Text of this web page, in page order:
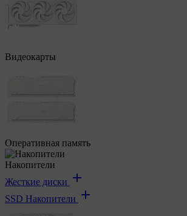
Видеокарты
Оперативная память
Накопители
Жесткие диски
SSD Накопители